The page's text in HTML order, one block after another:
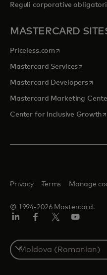
Reguli corporative
MASTERCARD
Priceless.com opens in a new
Mastercard Servicesopens in
Mastercard Developers
Mastercard Marketing
Center for Inclusive Growth
© 1994-2026 Mastercard.
Privacy Terms Manage
Select
a
country